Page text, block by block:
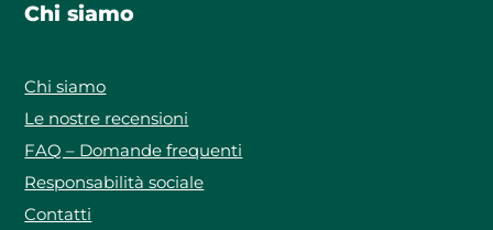
Chi siamo
Chi siamo
Le nostre recensioni
FAQ – Domande frequenti
Responsabilità sociale
Contatti